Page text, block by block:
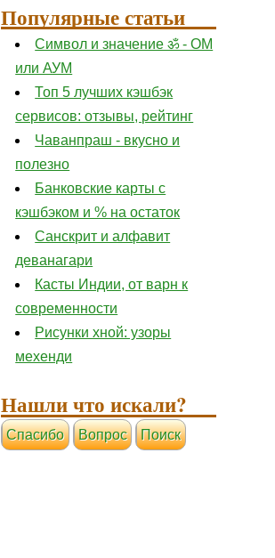
Популярные статьи
Символ и значение ॐ - ОМ
или АУМ
Топ 5 лучших кэшбэк
сервисов: отзывы, рейтинг
Чаванпраш - вкусно и
полезно
Банковские карты с
кэшбэком и % на остаток
Санскрит и алфавит
деванагари
Касты Индии, от варн к
современности
Рисунки хной: узоры
мехенди
Нашли что искали?
Cпасибо Вопрос Поиск